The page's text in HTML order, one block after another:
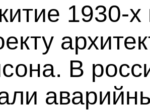
1930-х
В